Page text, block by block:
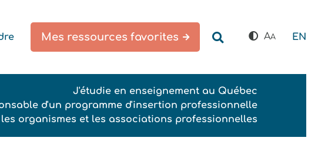
Mes ressources favorites AA EN
J'étudie en enseignement au Québec
d'un programme d'insertion professionnelle
organismes et les associations professionnelles